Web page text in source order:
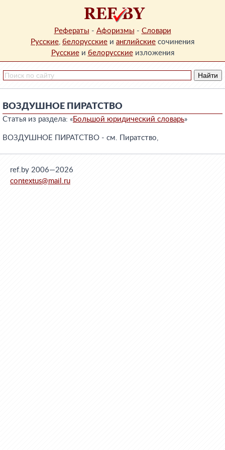
Рефераты - Афоризмы - Словари
Русские, белорусские и английские сочинения
Русскиеи белорусскиеизложения
ВОЗДУШНОЕ ПИРАТСТВО
Статья из раздела: «Большой юридический словарь»
ВОЗДУШНОЕ ПИРАТСТВО - см. Пиратство,
ref.by 2006—2026
contextus@mail.ru